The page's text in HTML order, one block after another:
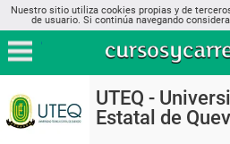
Nuestro sitio utiliza cookies propias y de
de usuario. Si continúa navegando
UTEQ -
Estatal de